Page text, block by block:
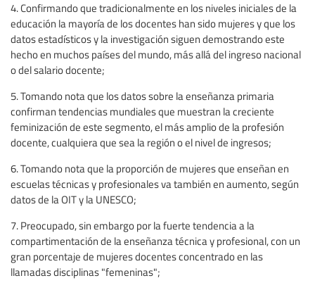
4. Confirmando que tradicionalmente en los niveles iniciales de la
educación la mayoría de los docentes han sido mujeres y que los
datos estadísticos y la investigación siguen demostrando este
hecho en muchos países del mundo, más allá del ingreso nacional
o del salario docente;
5. Tomando nota que los datos sobre la enseñanza primaria
confirman tendencias mundiales que muestran la creciente
feminización de este segmento, el más amplio de la profesión
docente, cualquiera que sea la región o el nivel de ingresos;
6. Tomando nota que la proporción de mujeres que enseñan en
escuelas técnicas y profesionales va también en aumento, según
datos de la OIT y la UNESCO;
7. Preocupado, sin embargo por la fuerte tendencia a la
compartimentación de la enseñanza técnica y profesional, con un
gran porcentaje de mujeres docentes concentrado en las
llamadas disciplinas "femeninas";